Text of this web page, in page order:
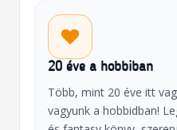
20 éve a hobbiban
Több, mint 20 éve itt
vagyunk a hobbidban!